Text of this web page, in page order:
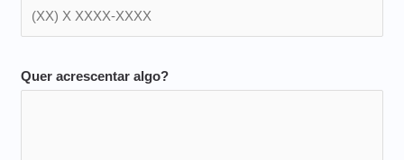
Quer acrescentar algo?